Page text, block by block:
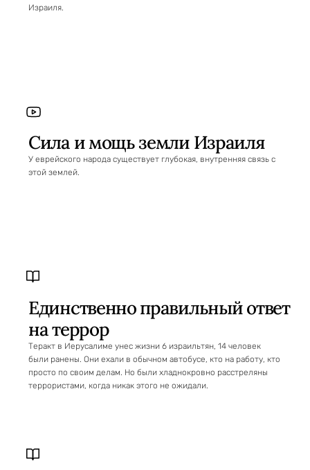
Израиля.
Сила и мощь земли Израиля
У еврейского народа существует глубокая, внутренняя связь с
этой землей.
Единственно правильный ответ
на террор
Теракт в Иерусалиме унес жизни 6 израильтян, 14 человек
были ранены. Они ехали в обычном автобусе, кто на работу, кто
просто по своим делам. Но были хладнокровно расстреляны
террористами, когда никак этого не ожидали.